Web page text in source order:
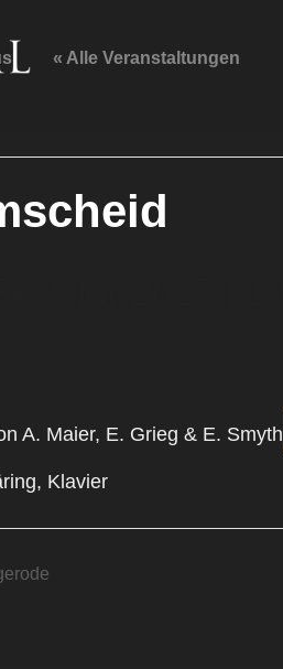
« Alle Veranstaltungen
A. Maier, E. Grieg & E. Smyth
Klavier